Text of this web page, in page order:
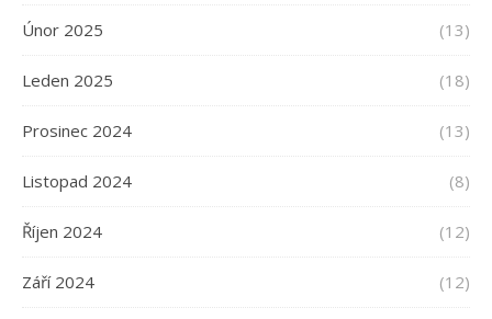
Únor 2025 (13)
Leden 2025 (18)
Prosinec 2024 (13)
Listopad 2024 (8)
Říjen 2024 (12)
Září 2024 (12)